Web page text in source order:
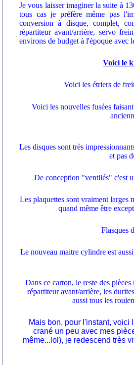
Je vous laisser imaginer la suite à
tous cas je préfère même pas
conversion à disque, complet,
répartiteur avant/arrière, servo
environs de budget à l'époque avec
Voici le
Voici les étriers de
Voici les nouvelles fusées
Les disques sont très
et pas
De conception "ventilés" c'est
Les plaquettes sont vraiment larges
quand même être
Flasques
Le nouveau maitre cylindre est
Dans ce carton, le reste des
répartiteur avant/arrière, les
aussi tous les
Mais bon, pour l'instant, voici
crané un peu avec mes
même...lol), je redescend très